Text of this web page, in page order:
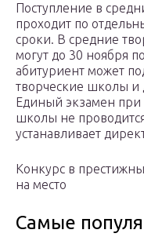
Поступление в
проходит по
сроки. В средние
могут до 30 ноября
абитуриент может
творческие школы и
Единый экзамен при
школы не
устанавливает
Конкурс в
на место
Самые